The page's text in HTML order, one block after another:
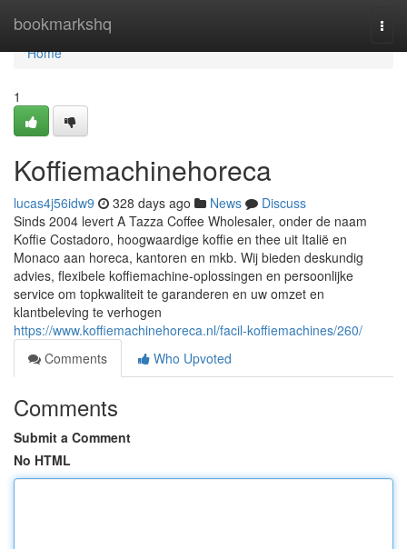
bookmarkshq
Home
Home
1
Koffiemachinehoreca
lucas4j56idw9 328 days ago News
Discuss
Sinds 2004 levert A Tazza Coffee Wholesaler, onder de naam
Koffie Costadoro, hoogwaardige koffie en thee uit Italië en
Monaco aan horeca, kantoren en mkb. Wij bieden deskundig
advies, flexibele koffiemachine-oplossingen en persoonlijke
service om topkwaliteit te garanderen en uw omzet en
klantbeleving te verhogen
https://www.koffiemachinehoreca.nl/facil-koffiemachines/260/
Comments
Who Upvoted
Comments
Submit a Comment
No HTML